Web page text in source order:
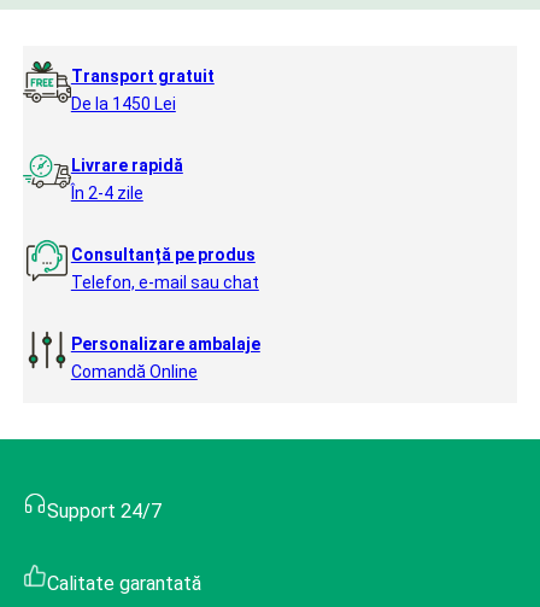
Transport gratuit
De la 1450 Lei
Livrare rapidă
În 2-4 zile
Consultanță pe produs
Telefon, e-mail sau chat
Personalizare ambalaje
Comandă Online
Support 24/7
Calitate garantată